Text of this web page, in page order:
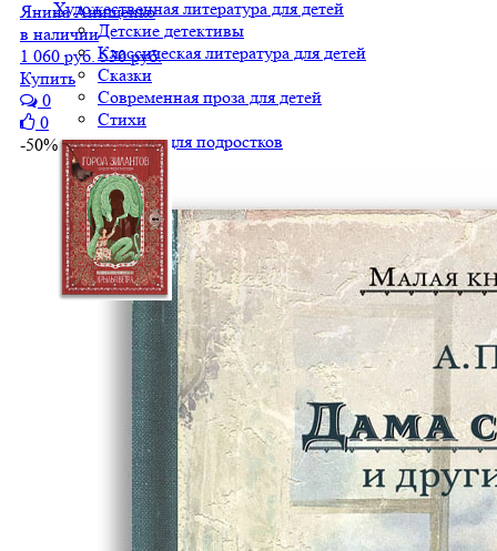
Художественная литература для детей
Детские детективы
Классическая литература для детей
Сказки
Современная проза для детей
Стихи
Фэнтези для подростков
Янина Анищенко
в наличии
1 060 руб. 530 руб.
Купить
0
0
-50%